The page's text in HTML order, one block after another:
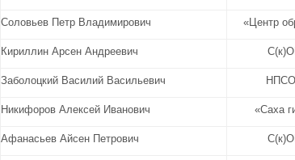
Соловьев Петр Владимирович «Центр
Кириллин Арсен Андреевич
Заболоцкий Василий Васильевич
Никифоров Алексей Иванович «Саха
Афанасьев Айсен Петрович